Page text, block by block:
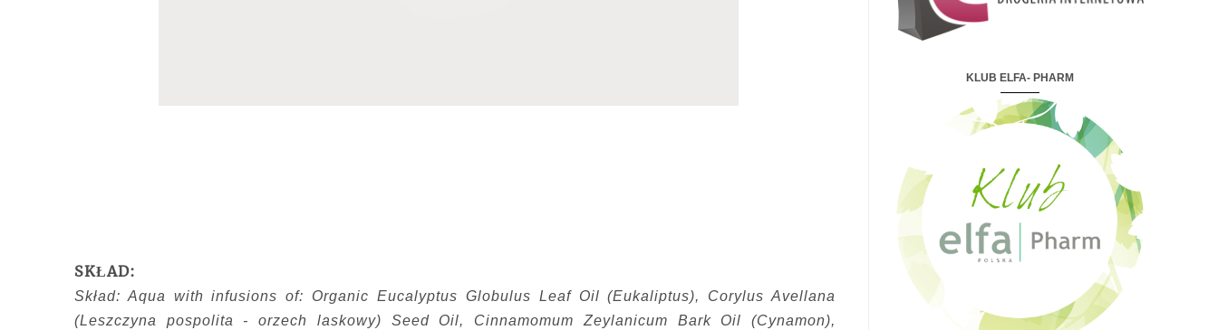
SKŁAD:
Skład: Aqua with infusions of: Organic Eucalyptus Globulus Leaf Oil (Eukaliptus), Corylus Avellana
(Leszczyna pospolita - orzech laskowy) Seed Oil, Cinnamomum Zeylanicum Bark Oil (Cynamon),
KLUB ELFA- PHARM